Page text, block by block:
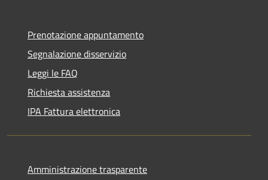
Prenotazione appuntamento
Segnalazione disservizio
Leggi le FAQ
Richiesta assistenza
IPA Fattura elettronica
Amministrazione trasparente